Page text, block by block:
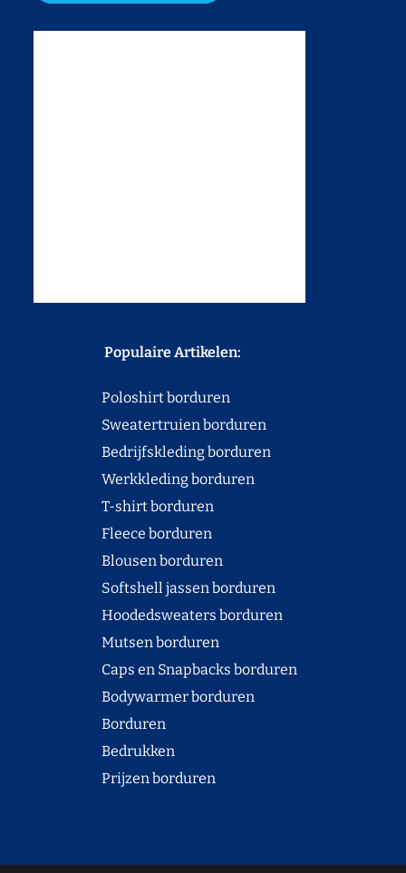
Populaire Artikelen:
Poloshirt borduren
Sweatertruien borduren
Bedrijfskleding borduren
Werkkleding borduren
T-shirt borduren
Fleece borduren
Blousen borduren
Softshell jassen borduren
Hoodedsweaters borduren
Mutsen borduren
Caps en Snapbacks borduren
Bodywarmer borduren
Borduren
Bedrukken
Prijzen borduren